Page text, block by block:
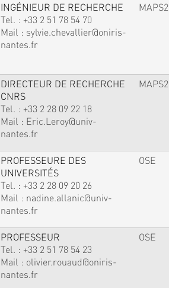
INGÉNIEUR DE RECHERCHE
Tel. : +33 2 51 78 54 70
Mail : sylvie.chevallier@oniris-
nantes.fr
MAPS2
DIRECTEUR DE RECHERCHE
CNRS
Tel. : +33 2 28 09 22 18
Mail : Eric.Leroy@univ-
nantes.fr
MAPS2
PROFESSEURE DES
UNIVERSITÉS
Tel. : +33 2 28 09 20 26
Mail : nadine.allanic@univ-
nantes.fr
OSE
PROFESSEUR
Tel. : +33 2 51 78 54 23
Mail : olivier.rouaud@oniris-
nantes.fr
OSE